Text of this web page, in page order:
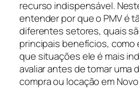
recurso indispensável.
entender por que o PMV é
diferentes setores, quais
principais benefícios, como
que situações ele é mais
avaliar antes de tomar uma
compra ou locação em